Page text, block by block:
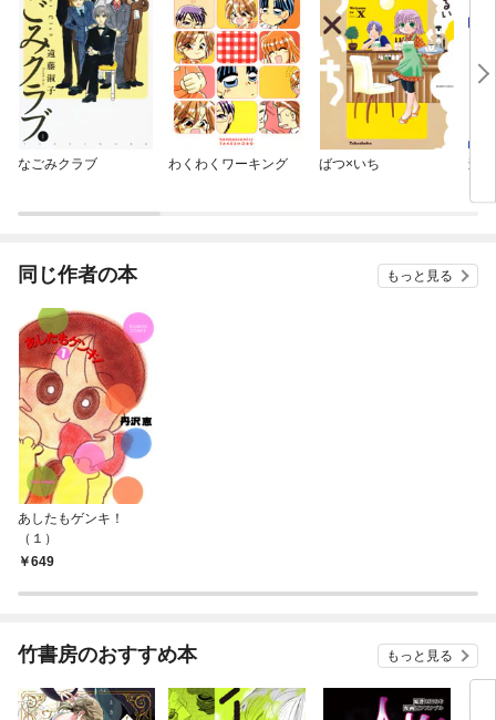
なごみクラブ わくわくワーキング ばつ×いち 森
同じ作者の本 もっと見る
あしたもゲンキ！
（１）
649
竹書房のおすすめ本 もっと見る